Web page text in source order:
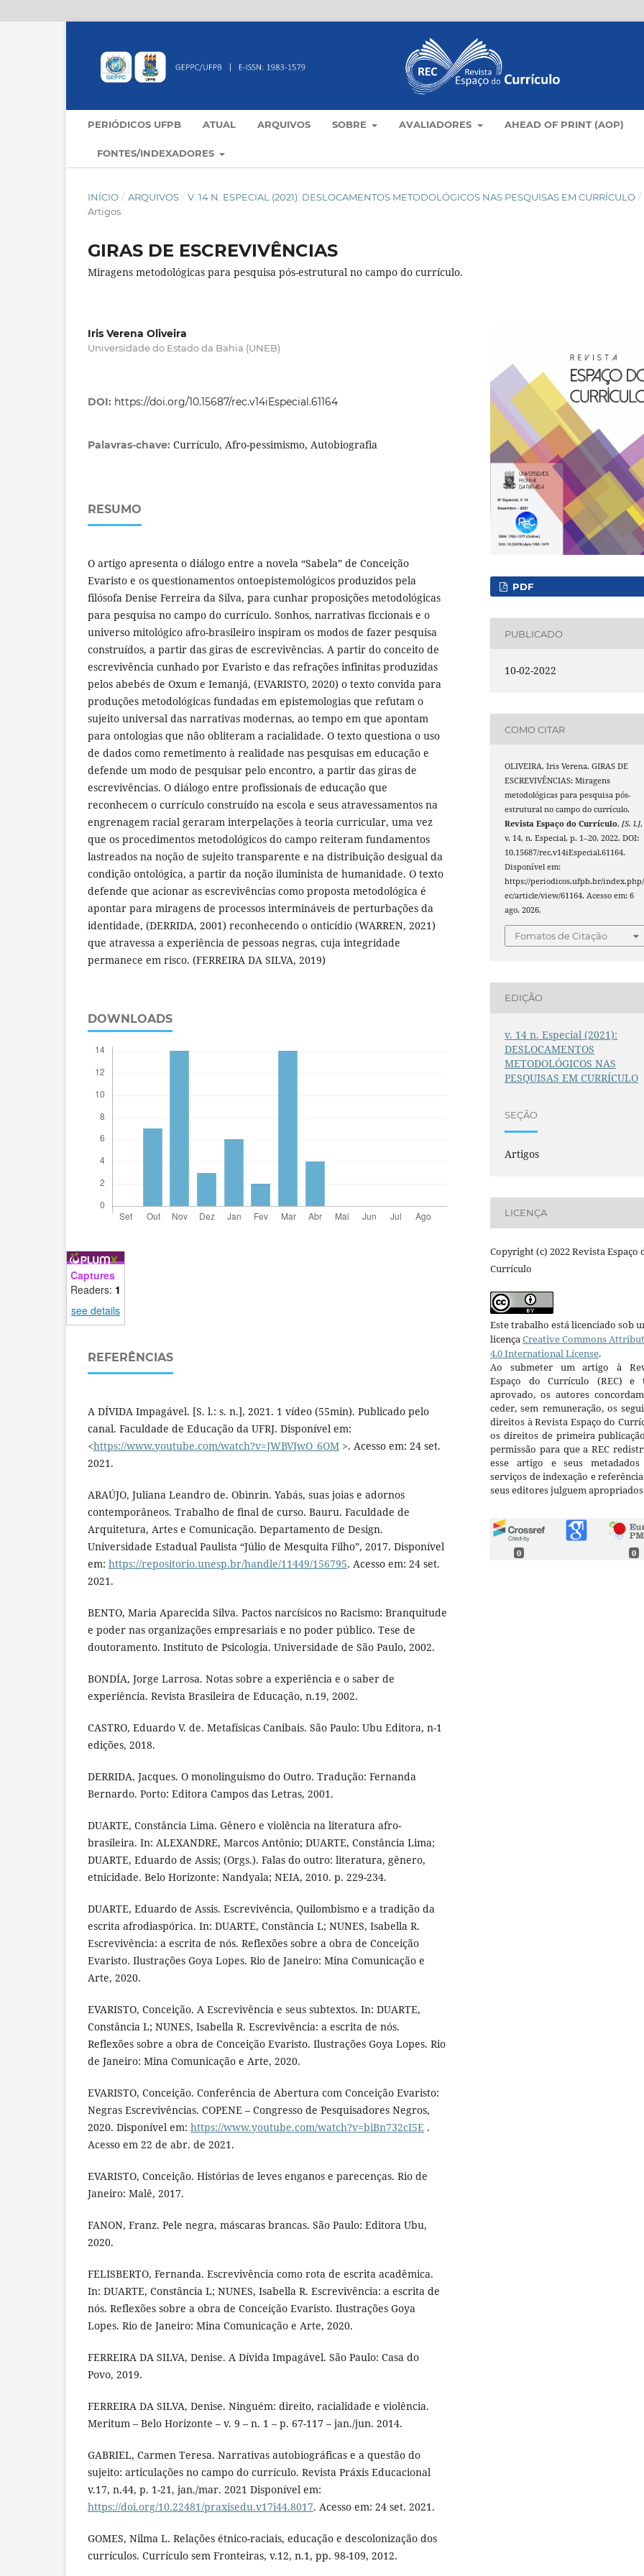
PERIÓDICOS UFPB ATUAL ARQUIVOS SOBRE AVALIADORES AHEAD OF PRINT (AOP)
FONTES/INDEXADORES
INÍCIO / ARQUIVOS / V. 14 N. ESPECIAL (2021): DESLOCAMENTOS METODOLÓGICOS NAS PESQUISAS EM CURRÍCULO /
Artigos
GIRAS DE ESCREVIVÊNCIAS
Miragens metodológicas para pesquisa pós-estrutural no campo do currículo.
Iris Verena Oliveira
Universidade do Estado da Bahia (UNEB)
DOI: https://doi.org/10.15687/rec.v14iEspecial.61164
Palavras-chave: Currículo, Afro-pessimismo, Autobiografia
RESUMO
O artigo apresenta o diálogo entre a novela “Sabela” de Conceição
Evaristo e os questionamentos ontoepistemológicos produzidos pela
filósofa Denise Ferreira da Silva, para cunhar proposições metodológicas
para pesquisa no campo do currículo. Sonhos, narrativas ficcionais e o
universo mitológico afro-brasileiro inspiram os modos de fazer pesquisa
construídos, a partir das giras de escrevivências. A partir do conceito de
escrevivência cunhado por Evaristo e das refrações infinitas produzidas
pelos abebés de Oxum e Iemanjá, (EVARISTO, 2020) o texto convida para
produções metodológicas fundadas em epistemologias que refutam o
sujeito universal das narrativas modernas, ao tempo em que apontam
para ontologias que não obliteram a racialidade. O texto questiona o uso
de dados como remetimento à realidade nas pesquisas em educação e
defende um modo de pesquisar pelo encontro, a partir das giras de
escrevivências. O diálogo entre profissionais de educação que
reconhecem o currículo construído na escola e seus atravessamentos na
engrenagem racial geraram interpelações à teoria curricular, uma vez
que os procedimentos metodológicos do campo reiteram fundamentos
lastreados na noção de sujeito transparente e na distribuição desigual da
condição ontológica, a partir da noção iluminista de humanidade. O texto
defende que acionar as escrevivências como proposta metodológica é
apontar para miragens de processos intermináveis de perturbações da
identidade, (DERRIDA, 2001) reconhecendo o onticídio (WARREN, 2021)
que atravessa a experiência de pessoas negras, cuja integridade
permanece em risco. (FERREIRA DA SILVA, 2019)
DOWNLOADS
Captures
Readers: 1
see details
REFERÊNCIAS
A DÍVIDA Impagável. [S. l.: s. n.], 2021. 1 vídeo (55min). Publicado pelo
canal. Faculdade de Educação da UFRJ. Disponível em:
<https://www.youtube.com/watch?v=JWBVJwO_6OM >. Acesso em: 24 set.
2021.
ARAÚJO, Juliana Leandro de. Obìnrin. Yabás, suas joias e adornos
contemporâneos. Trabalho de final de curso. Bauru. Faculdade de
Arquitetura, Artes e Comunicação. Departamento de Design.
Universidade Estadual Paulista “Júlio de Mesquita Filho”, 2017. Disponível
em: https://repositorio.unesp.br/handle/11449/156795. Acesso em: 24 set.
2021.
BENTO, Maria Aparecida Silva. Pactos narcísicos no Racismo: Branquitude
e poder nas organizações empresariais e no poder público. Tese de
doutoramento. Instituto de Psicologia. Universidade de São Paulo, 2002.
BONDÍA, Jorge Larrosa. Notas sobre a experiência e o saber de
experiência. Revista Brasileira de Educação, n.19, 2002.
CASTRO, Eduardo V. de. Metafísicas Canibais. São Paulo: Ubu Editora, n-1
edições, 2018.
DERRIDA, Jacques. O monolinguismo do Outro. Tradução: Fernanda
Bernardo. Porto: Editora Campos das Letras, 2001.
DUARTE, Constância Lima. Gênero e violência na literatura afro-
brasileira. In: ALEXANDRE, Marcos Antônio; DUARTE, Constância Lima;
DUARTE, Eduardo de Assis; (Orgs.). Falas do outro: literatura, gênero,
etnicidade. Belo Horizonte: Nandyala; NEIA, 2010. p. 229-234.
DUARTE, Eduardo de Assis. Escrevivência, Quilombismo e a tradição da
escrita afrodiaspórica. In: DUARTE, Constância L; NUNES, Isabella R.
Escrevivência: a escrita de nós. Reflexões sobre a obra de Conceição
Evaristo. Ilustrações Goya Lopes. Rio de Janeiro: Mina Comunicação e
Arte, 2020.
EVARISTO, Conceição. A Escrevivência e seus subtextos. In: DUARTE,
Constância L; NUNES, Isabella R. Escrevivência: a escrita de nós.
Reflexões sobre a obra de Conceição Evaristo. Ilustrações Goya Lopes. Rio
de Janeiro: Mina Comunicação e Arte, 2020.
EVARISTO, Conceição. Conferência de Abertura com Conceição Evaristo:
Negras Escrevivências. COPENE – Congresso de Pesquisadores Negros,
2020. Disponível em: https://www.youtube.com/watch?v=biBn732cI5E .
Acesso em 22 de abr. de 2021.
EVARISTO, Conceição. Histórias de leves enganos e parecenças. Rio de
Janeiro: Malê, 2017.
FANON, Franz. Pele negra, máscaras brancas. São Paulo: Editora Ubu,
2020.
FELISBERTO, Fernanda. Escrevivência como rota de escrita acadêmica.
In: DUARTE, Constância L; NUNES, Isabella R. Escrevivência: a escrita de
nós. Reflexões sobre a obra de Conceição Evaristo. Ilustrações Goya
Lopes. Rio de Janeiro: Mina Comunicação e Arte, 2020.
FERREIRA DA SILVA, Denise. A Dívida Impagável. São Paulo: Casa do
Povo, 2019.
FERREIRA DA SILVA, Denise. Ninguém: direito, racialidade e violência.
Meritum – Belo Horizonte – v. 9 – n. 1 – p. 67-117 – jan./jun. 2014.
GABRIEL, Carmen Teresa. Narrativas autobiográficas e a questão do
sujeito: articulações no campo do currículo. Revista Práxis Educacional
v.17, n.44, p. 1-21, jan./mar. 2021 Disponível em:
https://doi.org/10.22481/praxisedu.v17i44.8017. Acesso em: 24 set. 2021.
GOMES, Nilma L. Relações étnico-raciais, educação e descolonização dos
currículos. Currículo sem Fronteiras, v.12, n.1, pp. 98-109, 2012.
PDF
PUBLICADO
10-02-2022
COMO CITAR
OLIVEIRA, Iris Verena. GIRAS DE
ESCREVIVÊNCIAS: Miragens
metodológicas para pesquisa pós-
estrutural no campo do currículo.
Revista Espaço do Currículo,[S. l.],
v. 14, n. Especial, p. 1–20, 2022. DOI:
10.15687/rec.v14iEspecial.61164.
Disponível em:
https://periodicos.ufpb.br/
ec/article/view/61164. Acesso em: 6
ago. 2026.
Fomatos de Citação
EDIÇÃO
v. 14 n. Especial (2021):
DESLOCAMENTOS
METODOLÓGICOS NAS
PESQUISAS EM CURRÍCULO
SEÇÃO
Artigos
LICENÇA
Copyright (c) 2022 Revista Espaço
Currículo
Este trabalho está licenciado sob
licençaCreative Commons
4.0 International License.
Ao submeter um artigo à
Espaço do Currículo (REC) e
aprovado, os autores
ceder, sem remuneração, os
direitos à Revista Espaço do
os direitos de primeira
permissão para que a REC
esse artigo e seus metadados
serviços de indexação e
seus editores julguem
0 0